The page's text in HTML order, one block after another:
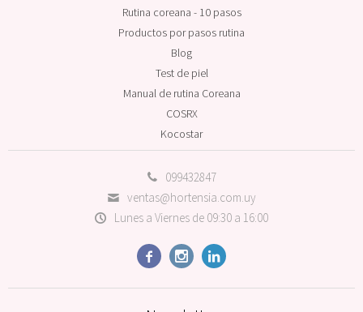
099432847
ventas@hortensia.com.uy
Lunes a Viernes de 09:30 a 16:00
  
Rutina coreana - 10 pasos
Productos por pasos rutina
Blog
Test de piel
Manual de rutina Coreana
COSRX
Kocostar